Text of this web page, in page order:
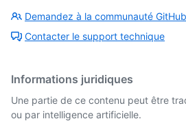
Demandez à la communauté GitHub
Contacter le support technique
Informations juridiques
Une partie de ce contenu peut être
ou par intelligence artificielle.